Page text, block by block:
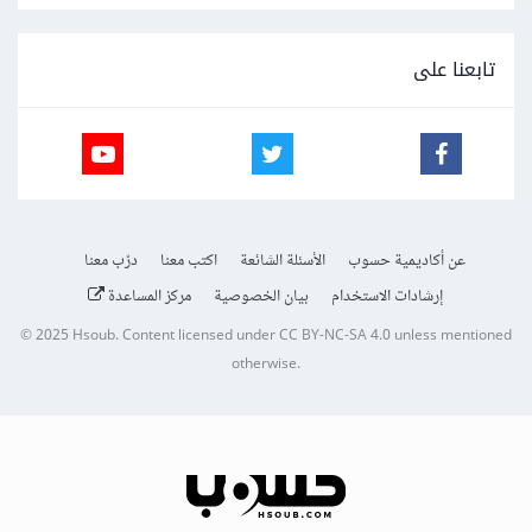
تابعنا على
عن أكاديمية حسوب الأسئلة الشائعة اكتب معنا
درّب معنا
إرشادات الاستخدام
بيان الخصوصية مركز المساعدة
© 2025Hsoub.Content licensed underCC BY-NC-SA 4.0unless mentioned
otherwise.